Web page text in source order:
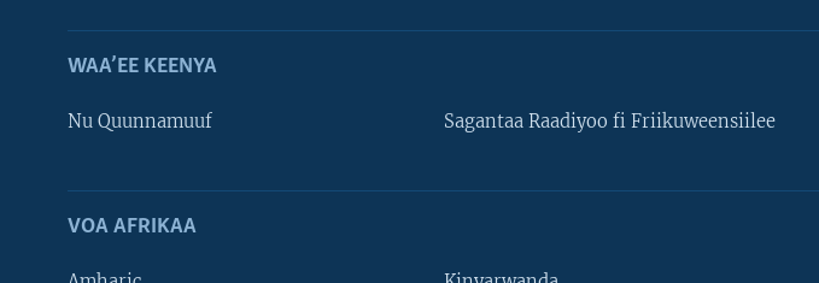
NU HORDOFAA
WAA’EE KEENYA
Nu Quunnamuuf Sagantaa Raadiyoo fi Friikuweensiilee
VOA AFRIKAA